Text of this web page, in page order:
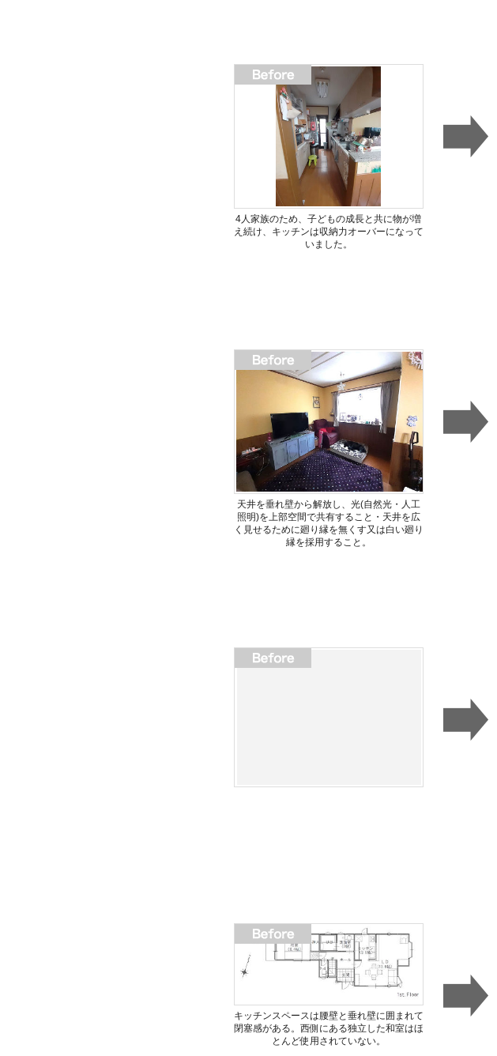
4人家族のため、子どもの成長と共に物が増
え続け、キッチンは収納力オーバーになって
いました。
天井を垂れ壁から解放し、光(自然光・人工
照明)を上部空間で共有すること・天井を広
く見せるために廻り縁を無くす又は白い廻り
縁を採用すること。
キッチンスペースは腰壁と垂れ壁に囲まれて
閉塞感がある。西側にある独立した和室はほ
とんど使用されていない。